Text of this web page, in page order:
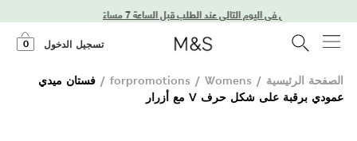
توصيل في اليوم التالي عند الطلب قبل الساعة 7 مساءً
تسجيل الدخول 0
الصفحة الرئيسية /
forpromotions / Womens
/ فستان ميدي
عمودي برقبة على شكل حرف V مع أزرار